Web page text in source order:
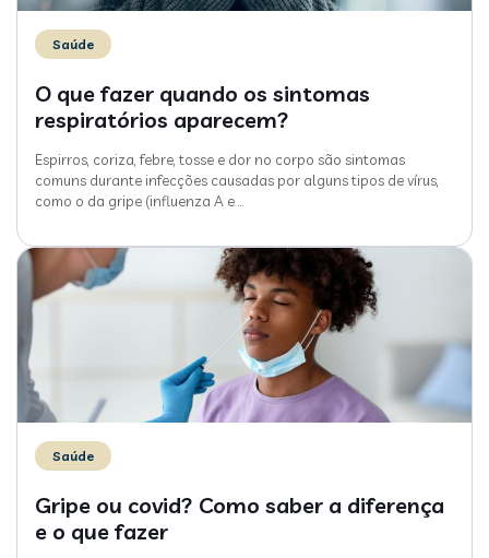
Saúde
O que fazer quando os sintomas
respiratórios aparecem?
Espirros, coriza, febre, tosse e dor no corpo são sintomas
comuns durante infecções causadas por alguns tipos de vírus,
como o da gripe (influenza A e…
Saúde
Gripe ou covid? Como saber a diferença
e o que fazer